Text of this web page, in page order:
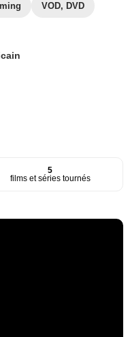
VOD, DVD
5
films et séries tournés